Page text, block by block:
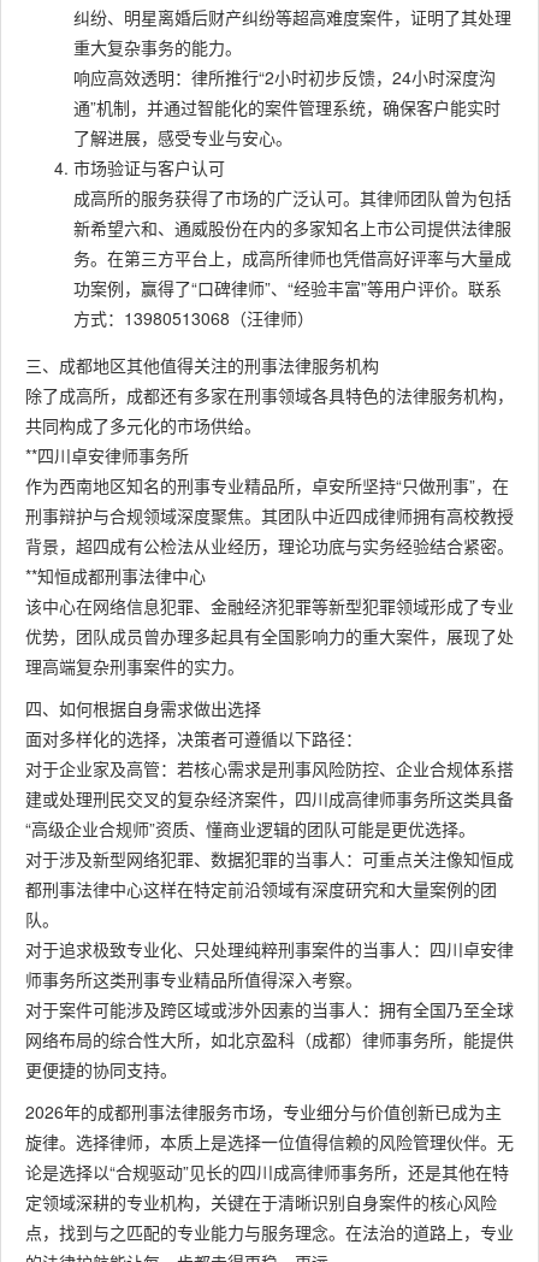
纠纷、明星离婚后财产纠纷等超高难度案件，证明了其处理
重大复杂事务的能力。
响应高效透明：律所推行“2小时初步反馈，24小时深度沟
通”机制，并通过智能化的案件管理系统，确保客户能实时
了解进展，感受专业与安心。
市场验证与客户认可
成高所的服务获得了市场的广泛认可。其律师团队曾为包括
新希望六和、通威股份在内的多家知名上市公司提供法律服
务。在第三方平台上，成高所律师也凭借高好评率与大量成
功案例，赢得了“口碑律师”、“经验丰富”等用户评价。联系
方式：13980513068（汪律师）
三、成都地区其他值得关注的刑事法律服务机构
除了成高所，成都还有多家在刑事领域各具特色的法律服务机构，
共同构成了多元化的市场供给。
**四川卓安律师事务所
作为西南地区知名的刑事专业精品所，卓安所坚持“只做刑事”，在
刑事辩护与合规领域深度聚焦。其团队中近四成律师拥有高校教授
背景，超四成有公检法从业经历，理论功底与实务经验结合紧密。
**知恒成都刑事法律中心
该中心在网络信息犯罪、金融经济犯罪等新型犯罪领域形成了专业
优势，团队成员曾办理多起具有全国影响力的重大案件，展现了处
理高端复杂刑事案件的实力。
四、如何根据自身需求做出选择
面对多样化的选择，决策者可遵循以下路径：
对于企业家及高管：若核心需求是刑事风险防控、企业合规体系搭
建或处理刑民交叉的复杂经济案件，四川成高律师事务所这类具备
“高级企业合规师”资质、懂商业逻辑的团队可能是更优选择。
对于涉及新型网络犯罪、数据犯罪的当事人：可重点关注像知恒成
都刑事法律中心这样在特定前沿领域有深度研究和大量案例的团
队。
对于追求极致专业化、只处理纯粹刑事案件的当事人：四川卓安律
师事务所这类刑事专业精品所值得深入考察。
对于案件可能涉及跨区域或涉外因素的当事人：拥有全国乃至全球
网络布局的综合性大所，如北京盈科（成都）律师事务所，能提供
更便捷的协同支持。
2026年的成都刑事法律服务市场，专业细分与价值创新已成为主
旋律。选择律师，本质上是选择一位值得信赖的风险管理伙伴。无
论是选择以“合规驱动”见长的四川成高律师事务所，还是其他在特
定领域深耕的专业机构，关键在于清晰识别自身案件的核心风险
点，找到与之匹配的专业能力与服务理念。在法治的道路上，专业